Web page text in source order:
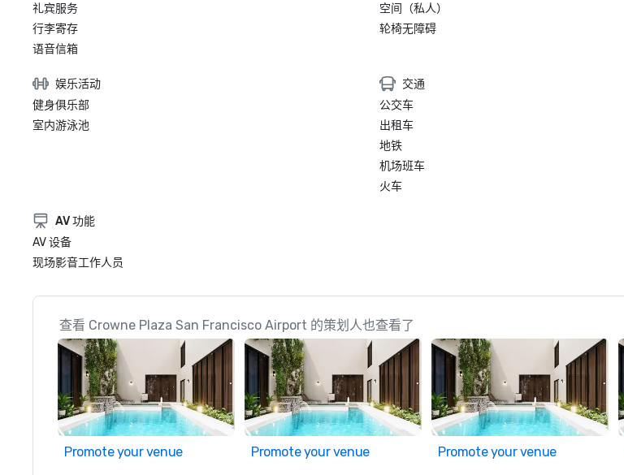
礼宾服务
行李寄存
语音信箱
空间（私人）
轮椅无障碍
娱乐活动
健身俱乐部
室内游泳池
交通
公交车
出租车
地铁
机场班车
火车
AV 功能
AV 设备
现场影音工作人员
查看 Crowne Plaza San Francisco Airport 的策划人也查看了
Promote your venue Promote your venue Promote your venue